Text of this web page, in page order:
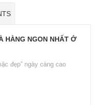
HÀNG NGON NHẤT Ở
đẹp” ngày càng cao